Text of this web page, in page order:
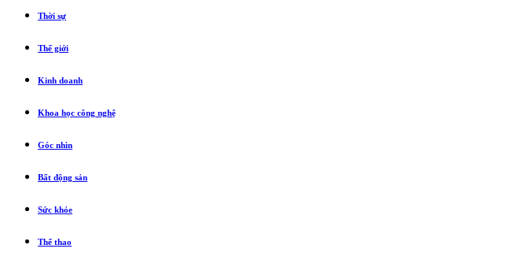
Thời sự
Thế giới
Kinh doanh
Khoa học công nghệ
Góc nhìn
Bất động sản
Sức khỏe
Thể thao